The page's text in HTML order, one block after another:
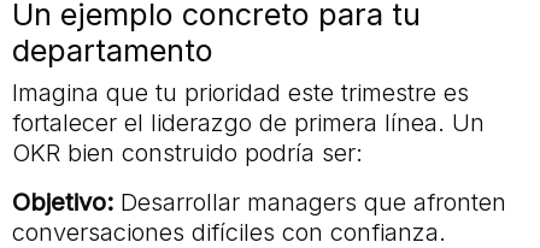
Un ejemplo concreto para tu
departamento
Imagina que tu prioridad este trimestre es
fortalecer el liderazgo de primera línea. Un
OKR bien construido podría ser:
Objetivo: Desarrollar managers que afronten
conversaciones difíciles con confianza.